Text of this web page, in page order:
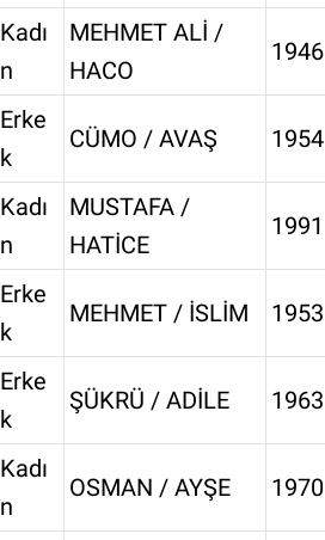
Kadı
n
MEHMET ALİ /
HACO
1946
Erke
k
CÜMO / AVAŞ 1954
Kadı
n
MUSTAFA /
HATİCE
1991
Erke
k
MEHMET / İSLİM 1953
Erke
k
ŞÜKRÜ / ADİLE 1963
Kadı
n
OSMAN / AYŞE 1970